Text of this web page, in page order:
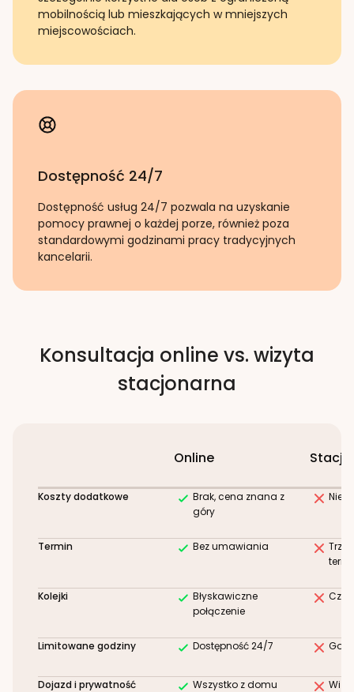
mobilnością lub mieszkających w mniejszych
miejscowościach.
Dostępność 24/7
Dostępność usług 24/7 pozwala na uzyskanie
pomocy prawnej o każdej porze, również poza
standardowymi godzinami pracy tradycyjnych
kancelarii.
Konsultacja online vs. wizyta
stacjonarna
Online
Koszty dodatkowe
Brak, cena znana z
góry
Termin Bez umawiania
Kolejki
Błyskawiczne
połączenie
Limitowane godziny Dostępność 24/7
Dojazd i prywatność Wszystko z domu